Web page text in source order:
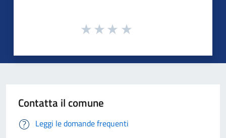
Contatta il comune
Leggi le domande frequenti